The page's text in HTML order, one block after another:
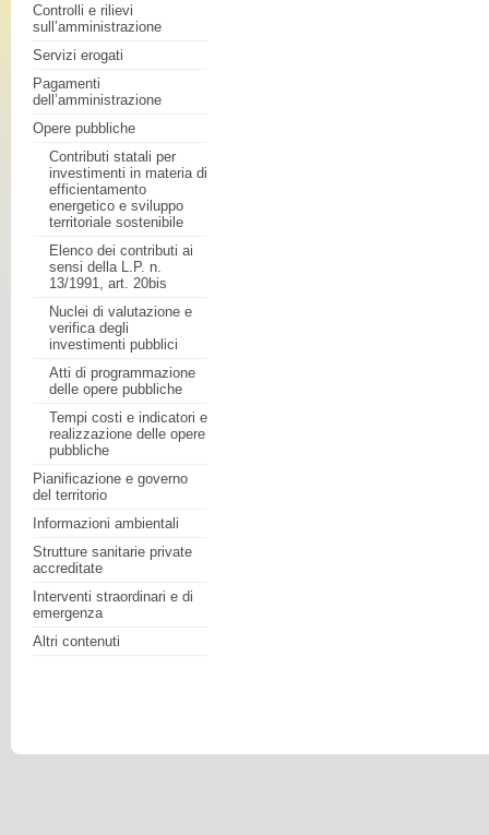
Controlli e rilievi
sull’amministrazione
Servizi erogati
Pagamenti
dell’amministrazione
Opere pubbliche
Contributi statali per
investimenti in materia di
efficientamento
energetico e sviluppo
territoriale sostenibile
Elenco dei contributi ai
sensi della L.P. n.
13/1991, art. 20bis
Nuclei di valutazione e
verifica degli
investimenti pubblici
Atti di programmazione
delle opere pubbliche
Tempi costi e indicatori e
realizzazione delle opere
pubbliche
Pianificazione e governo
del territorio
Informazioni ambientali
Strutture sanitarie private
accreditate
Interventi straordinari e di
emergenza
Altri contenuti